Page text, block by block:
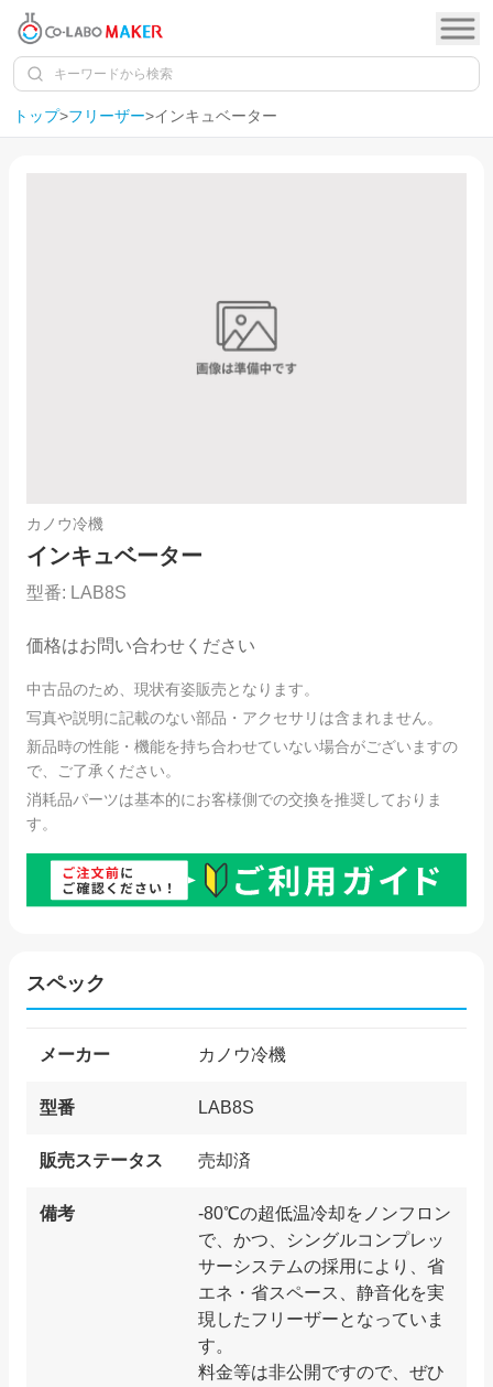
トップ>フリーザー>インキュベーター
カノウ冷機
インキュベーター
型番: LAB8S
価格はお問い合わせください
中古品のため、現状有姿販売となります。
写真や説明に記載のない部品・アクセサリは含まれません。
新品時の性能・機能を持ち合わせていない場合がございますの
で、ご了承ください。
消耗品パーツは基本的にお客様側での交換を推奨しておりま
す。
スペック
メーカー カノウ冷機
型番 LAB8S
販売ステータス 売却済
備考
-80℃の超低温冷却をノンフロン
で、かつ、シングルコンプレッ
サーシステムの採用により、省
エネ・省スペース、静音化を実
現したフリーザーとなっていま
す。
料金等は非公開ですので、ぜひ